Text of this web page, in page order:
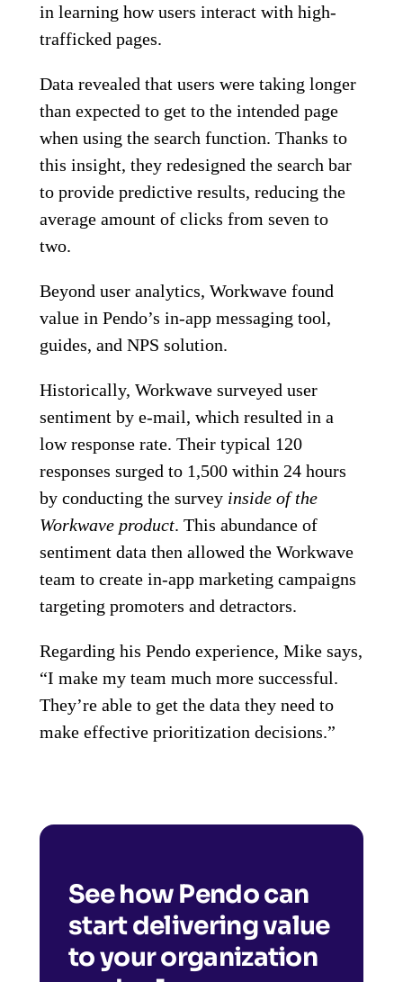
in learning how users interact with high-
trafficked pages.
Data revealed that users were taking longer
than expected to get to the intended page
when using the search function. Thanks to
this insight, they redesigned the search bar
to provide predictive results, reducing the
average amount of clicks from seven to
two.
Beyond user analytics, Workwave found
value in Pendo’s in-app messaging tool,
guides, and NPS solution.
Historically, Workwave surveyed user
sentiment by e-mail, which resulted in a
low response rate. Their typical 120
responses surged to 1,500 within 24 hours
by conducting the survey inside of the
Workwave product. This abundance of
sentiment data then allowed the Workwave
team to create in-app marketing campaigns
targeting promoters and detractors.
Regarding his Pendo experience, Mike says,
“I make my team much more successful.
They’re able to get the data they need to
make effective prioritization decisions.”
See how Pendo can
start delivering value
to your organization